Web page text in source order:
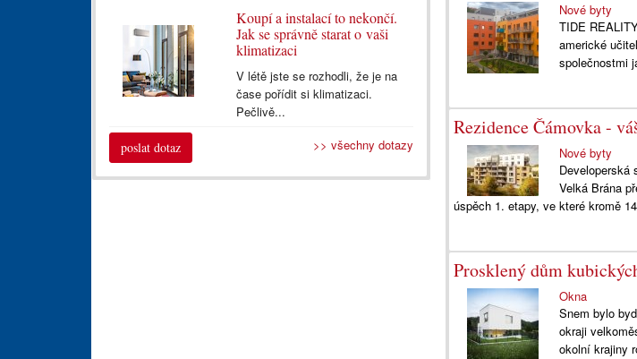
Nové byty
TIDE
americké
společnostmi
Rezidence Čámovka -
Nové byty
Developerská
Velká Brána
úspěch 1. etapy, ve které kromě
Prosklený dům
Okna
Snem bylo
okraji
okolní krajiny
Koupí a instalací to nekončí.
Jak se správně starat o vaši
klimatizaci
V létě jste se rozhodli, že je na
čase pořídit si klimatizaci.
Pečlivě...
poslat dotaz >> všechny dotazy